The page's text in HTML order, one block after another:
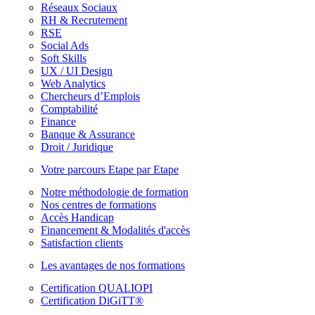
Réseaux Sociaux
RH & Recrutement
RSE
Social Ads
Soft Skills
UX / UI Design
Web Analytics
Chercheurs d’Emplois
Comptabilité
Finance
Banque & Assurance
Droit / Juridique
Votre parcours Etape par Etape
Notre méthodologie de formation
Nos centres de formations
Accès Handicap
Financement & Modalités d'accès
Satisfaction clients
Les avantages de nos formations
Certification QUALIOPI
Certification DiGiTT®